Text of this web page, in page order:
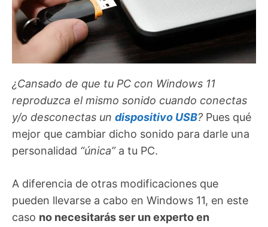
¿Cansado de que tu PC con Windows 11
reproduzca el mismo sonido cuando conectas
y/o desconectas un dispositivo USB? Pues qué
mejor que cambiar dicho sonido para darle una
personalidad “única”a tu PC.
A diferencia de otras modificaciones que
pueden llevarse a cabo en Windows 11, en este
caso no necesitarás ser un experto en